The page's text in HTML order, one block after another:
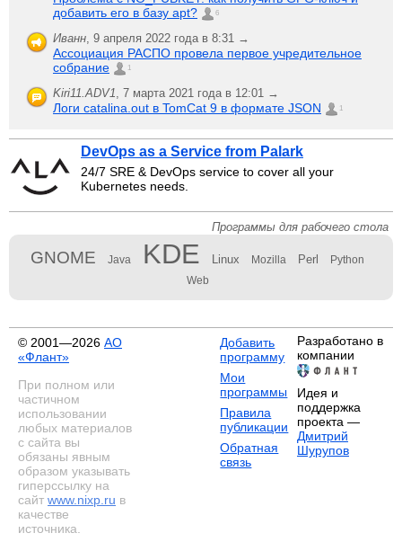
добавить его в базу apt?
6
Иванн, 9 апреля 2022 года в 8:31 →
Ассоциация РАСПО провела первое учредительное
собрание
1
Kiri11.ADV1, 7 марта 2021 года в 12:01 →
Логи catalina.out в TomCat 9 в формате JSON 1
DevOps as a Service from Palark
24/7 SRE & DevOps service to cover all your
Kubernetes needs.
Программы для рабочего стола
GNOME Java KDE Linux Mozilla Perl
Python
Web
© 2001—2026 АО
«Флант»
При полном или
частичном
использовании
любых материалов
с сайта вы
обязаны явным
образом указывать
гиперссылку на
сайт www.nixp.ru в
качестве
источника.
Добавить
программу
Мои
программы
Правила
публикации
Обратная
связь
Разработано в
компании
Идея и
поддержка
проекта —
Дмитрий
Шурупов